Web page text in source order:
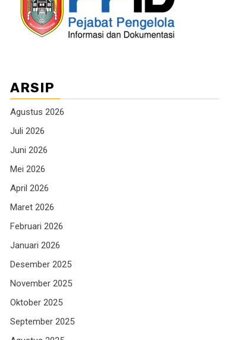
ARSIP
Agustus 2026
Juli 2026
Juni 2026
Mei 2026
April 2026
Maret 2026
Februari 2026
Januari 2026
Desember 2025
November 2025
Oktober 2025
September 2025